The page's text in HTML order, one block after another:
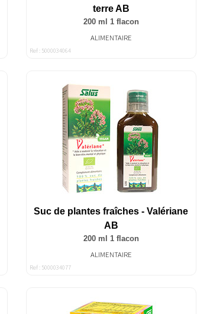
terre AB
200 ml 1 flacon
ALIMENTAIRE
Ref : 5000034064
Suc de plantes fraîches - Valériane
AB
200 ml 1 flacon
ALIMENTAIRE
Ref : 5000034077